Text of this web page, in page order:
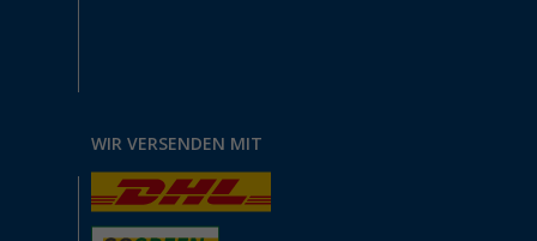
WIR VERSENDEN MIT